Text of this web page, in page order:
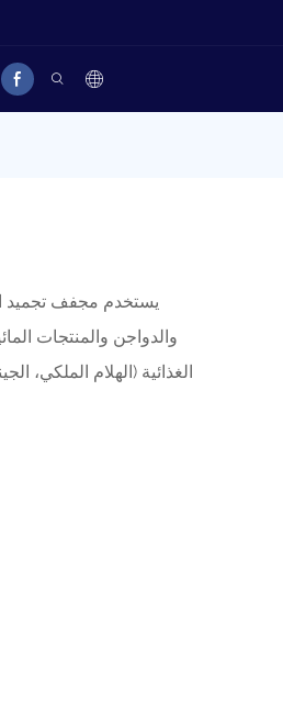
يستخدم مجفف تجميد
والدواجن والمنتجات
الغذائية (الهلام الملكي،